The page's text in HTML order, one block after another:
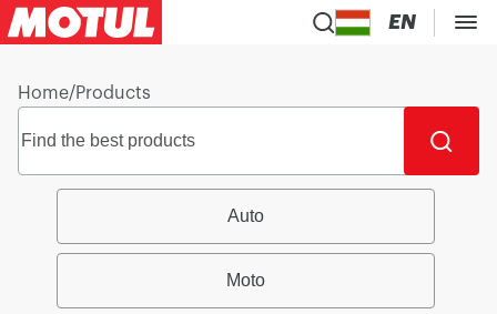
EN
Home/Products
Auto
Moto